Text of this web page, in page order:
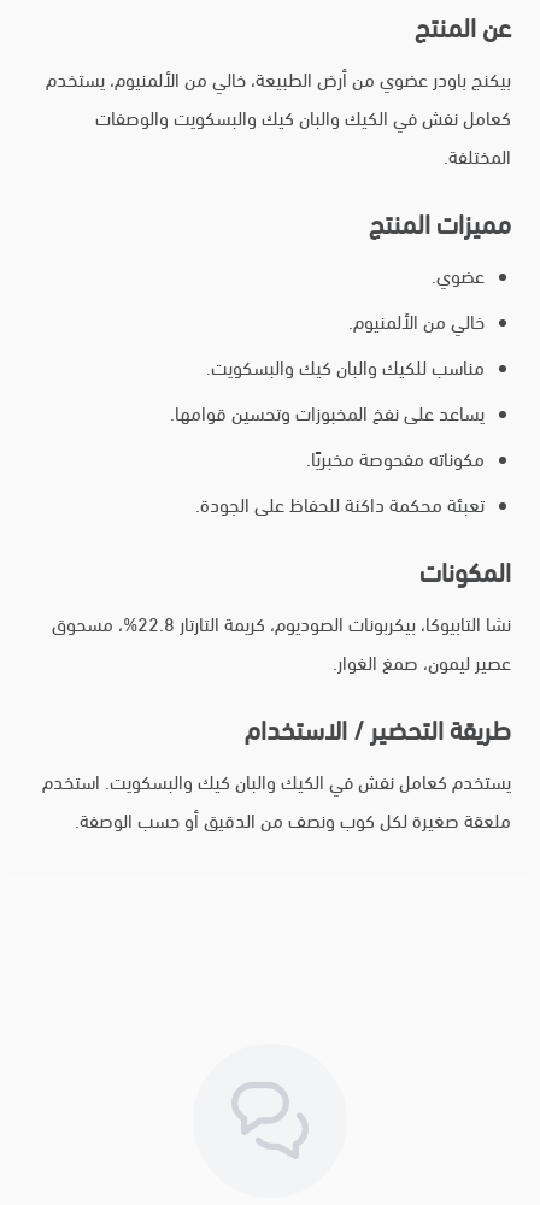
عن المنتج
بيكنج باودر عضوي من أرض الطبيعة، خالي من الألمنيوم، يستخدم
كعامل نفش في الكيك والبان كيك والبسكويت والوصفات
المختلفة.
مميزات المنتج
عضوي.
خالي من الألمنيوم.
مناسب للكيك والبان كيك والبسكويت.
يساعد على نفخ المخبوزات وتحسين قوامها.
مكوناته مفحوصة مخبريًا.
تعبئة محكمة داكنة للحفاظ على الجودة.
المكونات
نشا التابيوكا، بيكربونات الصوديوم، كريمة التارتار 22.8%، مسحوق
عصير ليمون، صمغ الغوار.
طريقة التحضير / الاستخدام
يستخدم كعامل نفش في الكيك والبان كيك والبسكويت. استخدم
ملعقة صغيرة لكل كوب ونصف من الدقيق أو حسب الوصفة.